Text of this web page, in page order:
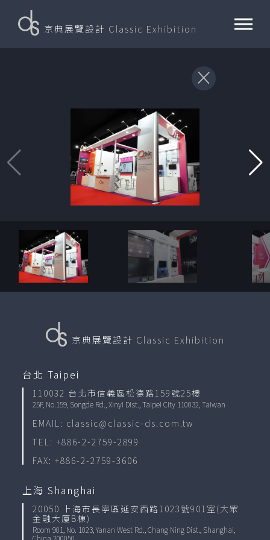
京典展覽設計 Classic Exhibition
京典展覽設計 Classic Exhibition
台北 Taipei
110032 台北市信義區松德路159號25樓
25F, No.159, Songde Rd., Xinyi Dist., Taipei City 110032, Taiwan
EMAIL: classic@classic-ds.com.tw
TEL: +886-2-2759-2899
FAX: +886-2-2759-3606
上海 Shanghai
20050 上海市長寧區延安西路1023號901室(大眾
金融大廈B棟)
Room 901, No. 1023, Yanan West Rd., Chang Ning Dist., Shanghai,
China 200050